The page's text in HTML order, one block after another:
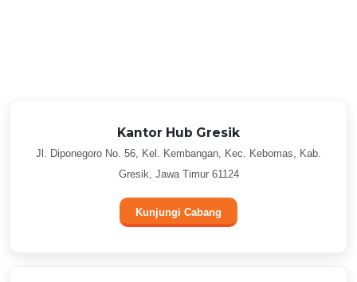
Kantor Hub Gresik
Jl. Diponegoro No. 56, Kel. Kembangan, Kec. Kebomas, Kab.
Gresik, Jawa Timur 61124
Kunjungi Cabang